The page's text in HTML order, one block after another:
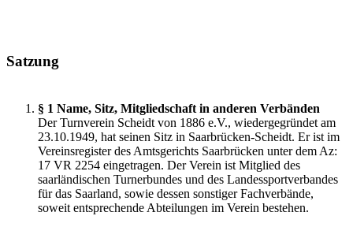
Satzung
§ 1 Name, Sitz, Mitgliedschaft in anderen Verbänden
Der Turnverein Scheidt von 1886 e.V., wiedergegründet am
23.10.1949, hat seinen Sitz in Saarbrücken-Scheidt. Er ist im
Vereinsregister des Amtsgerichts Saarbrücken unter dem Az:
17 VR 2254 eingetragen. Der Verein ist Mitglied des
saarländischen Turnerbundes und des Landessportverbandes
für das Saarland, sowie dessen sonstiger Fachverbände,
soweit entsprechende Abteilungen im Verein bestehen.